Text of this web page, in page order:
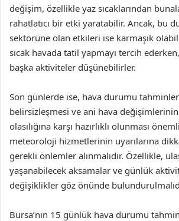
değişim, özellikle yaz sıcaklarından
rahatlatıcı bir etki yaratabilir. Ancak, bu
sektörüne olan etkileri ise karmaşık
sıcak havada tatil yapmayı tercih
başka aktiviteler düşünebilirler.
Son günlerde ise, hava durumu
belirsizleşmesi ve ani hava değişimlerinin
olasılığına karşı hazırlıklı olunması
meteoroloji hizmetlerinin uyarılarına
gerekli önlemler alınmalıdır. Özellikle,
yaşanabilecek aksamalar ve günlük
değişiklikler göz önünde
Bursa’nın 15 günlük hava durumu